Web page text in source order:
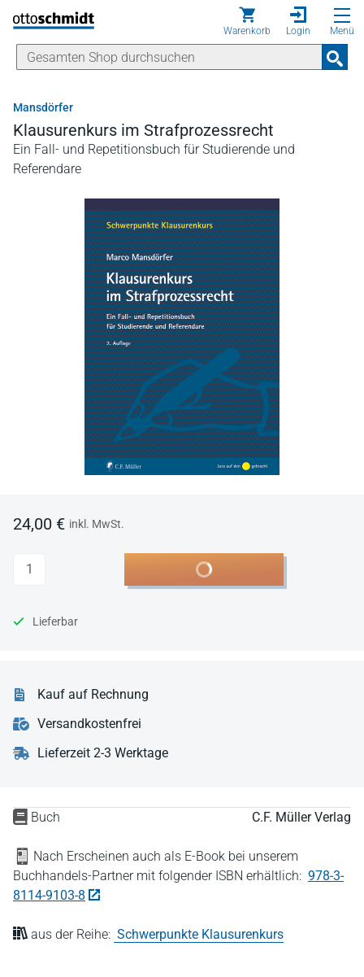
Direkt zum Inhalt
Warenkorb Login Menü
Mansdörfer
Klausurenkurs im Strafprozessrecht
Ein Fall- und Repetitionsbuch für Studierende und
Referendare
Buch C.F. Müller Verlag
Nach Erscheinen auch als E-Book bei unserem
Buchhandels-Partner mit folgender ISBN erhältlich: 978-3-
8114-9103-8
aus der Reihe: Schwerpunkte Klausurenkurs
24,00 € inkl. MwSt.
Anzahl In den Warenkorb
Lieferbar
Kauf auf Rechnung
Versandkostenfrei
Lieferzeit 2-3 Werktage